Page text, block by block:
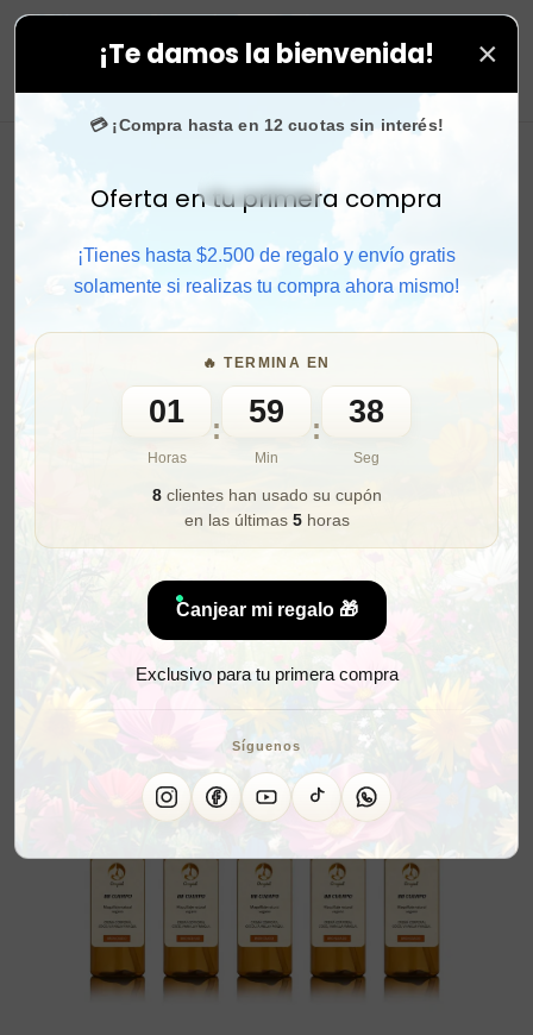
¡Te damos la bienvenida! ×
💳 ¡Compra hasta en 12 cuotas sin interés!
Activar sonido
Oferta en tu primera compra
¡Tienes hasta $2.500 de regalo y envío gratis
solamente si realizas tu compra ahora mismo!
🔥 TERMINA EN
01
Horas
: 59
Min
:
36
Seg
8clientes han usado su cupón
en las últimas 5horas
Canjear mi regalo 🎁
Exclusivo para tu primera compra
Síguenos
tus compras. ⚡ Compra rápido y aprovecha. 💙